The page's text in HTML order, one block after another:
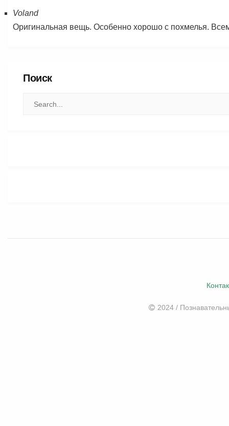
Voland
Оригинальная вещь. Особенно хорошо с похмелья.
Поиск
2024 /